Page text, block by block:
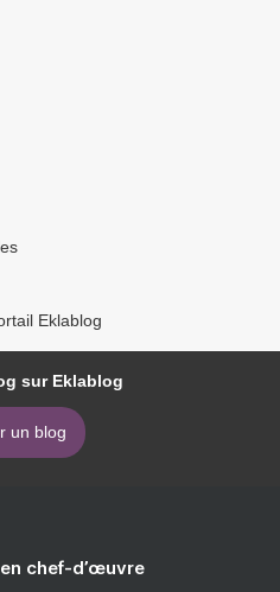
Eklablog
sur Eklablog
un blog
chef-d’œuvre